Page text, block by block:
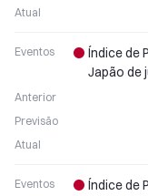
Atual
Eventos
Índice de
Japão de
Anterior
Previsão
Atual
Eventos Índice de